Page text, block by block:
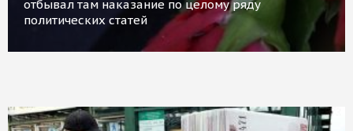
отбывал там наказание по целому ряду
политических статей